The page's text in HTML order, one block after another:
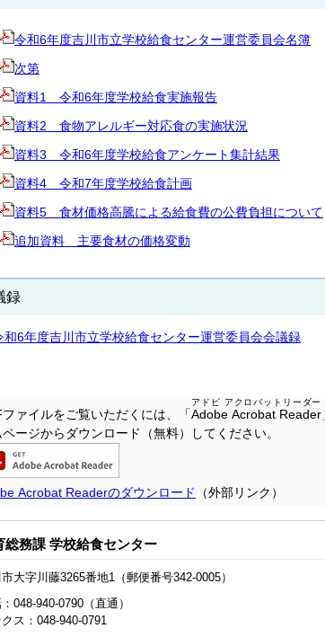
令和6年度吉川市立学校給食センター運営委員会名簿
次第
資料1 令和6年度学校給食実施報告
資料2 食物アレルギー対応食の実施状況
資料3 令和6年度学校給食アンケート集計結果
資料4 令和7年度学校給食計画
資料5 食材価格高騰による給食費の公費負担について
追加資料 主要食材の価格変動
録
和6年度吉川市立学校給食センター運営委員会会議録
ファイルをご覧いただくには、「Adobe Acrobat Reader
アドビ アクロバットリーダー
ページからダウンロード（無料）してください。
Acrobat Readerのダウンロード （外部リンク）
総務課 学校給食センター
大字川藤3265番地1（郵便番号342-0005）
048-940-0790（直通）
ス：048-940-0791